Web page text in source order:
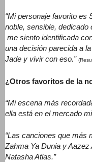
“Mi personaje favorito es
noble, sensible,
me siento identificada
una decisión parecida a
Jade y vivir con eso.”
¿Otros favoritos de la
“Mi escena más
ella está en el mercado
“Las canciones que más
Zahma Ya Dunia y
Natasha Atlas.”